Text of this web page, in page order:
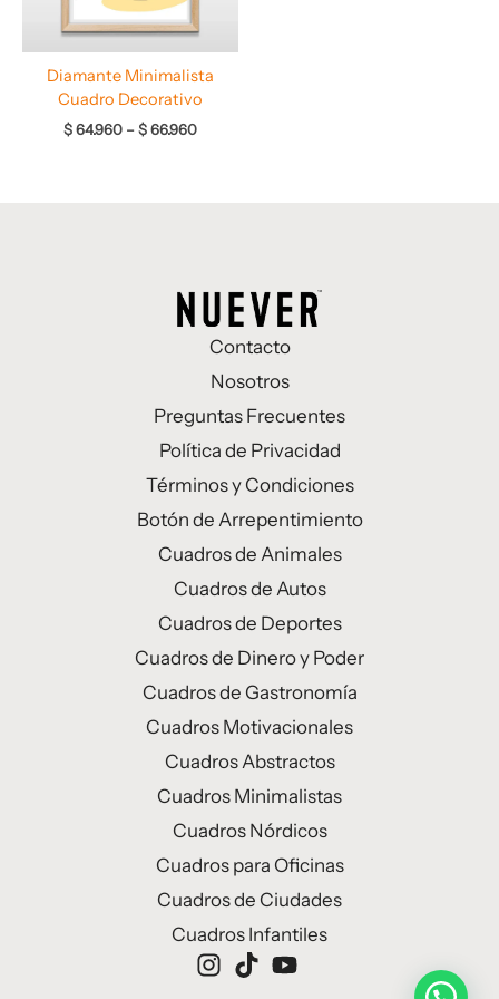
Diamante Minimalista
Cuadro Decorativo
$64.960 –$66.960
Contacto
Nosotros
Preguntas Frecuentes
Política de Privacidad
Términos y Condiciones
Botón de Arrepentimiento
Cuadros de Animales
Cuadros de Autos
Cuadros de Deportes
Cuadros de Dinero y Poder
Cuadros de Gastronomía
Cuadros Motivacionales
Cuadros Abstractos
Cuadros Minimalistas
Cuadros Nórdicos
Cuadros para Oficinas
Cuadros de Ciudades
Cuadros Infantiles